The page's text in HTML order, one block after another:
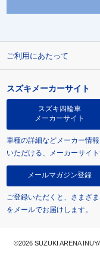
ご利用にあたって
スズキメーカーサイト
スズキ四輪車
メーカーサイト
車種の詳細などメーカー情
いただける、メーカーサイト
メールマガジン登録
ご登録いただくと、さまざ
をメールでお届けします。
©2026 SUZUKI ARENA